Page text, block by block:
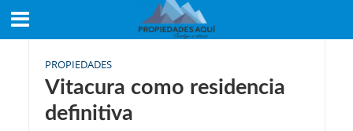
PROPIEDADES
Vitacura como residencia
definitiva